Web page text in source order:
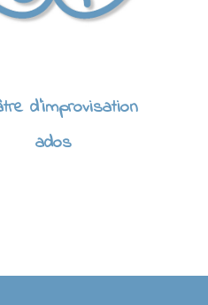
d'improvisation
ados